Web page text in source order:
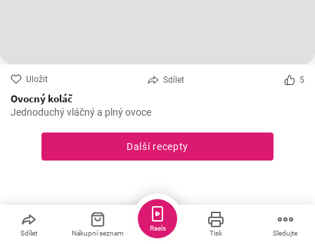
Uložit Sdílet 5
Ovocný koláč
Jednoduchý vláčný a plný ovoce
Další recepty
Sdílet Nákupní seznam Tisk Sledujte
Reels